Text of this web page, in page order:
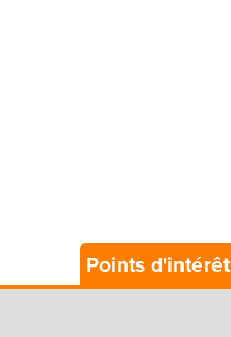
Points d'intérêt